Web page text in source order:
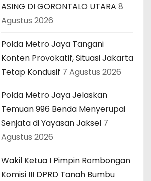
ASING DI GORONTALO UTARA 8
Agustus 2026
Polda Metro Jaya Tangani
Konten Provokatif, Situasi Jakarta
Tetap Kondusif 7 Agustus 2026
Polda Metro Jaya Jelaskan
Temuan 996 Benda Menyerupai
Senjata di Yayasan Jaksel 7
Agustus 2026
Wakil Ketua I Pimpin Rombongan
Komisi III DPRD Tanah Bumbu